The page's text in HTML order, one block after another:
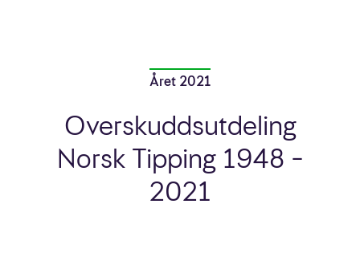
Året 2021
Overskuddsutdeling
Norsk Tipping 1948 –
2021